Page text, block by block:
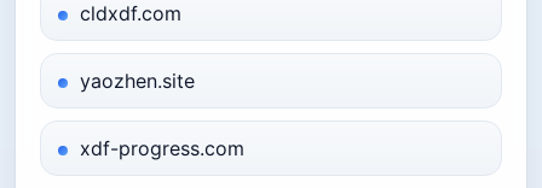
cldxdf.com
yaozhen.site
xdf-progress.com